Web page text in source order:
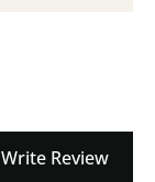
Write Review